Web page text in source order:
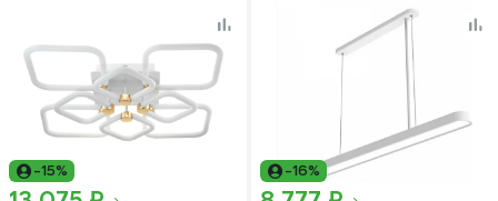
-15% -16%